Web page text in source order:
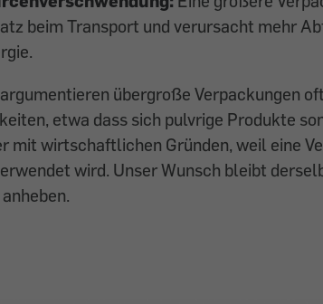
beim Transport und verursacht mehr
übergroße Verpackungen
etwa dass sich pulvrige Produkte
mit wirtschaftlichen Gründen, weil eine
wird. Unser Wunsch bleibt